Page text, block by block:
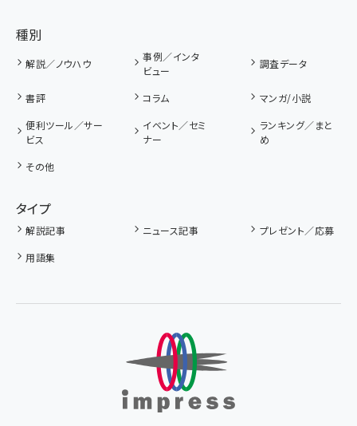
種別
解説／ノウハウ
事例／インタ
ビュー
調査データ
書評 コラム
マンガ/小説
便利ツール／サー
ビス
イベント／セミ
ナー
ランキング／まと
め
その他
タイプ
解説記事 ニュース記事
プレゼント／応募
用語集